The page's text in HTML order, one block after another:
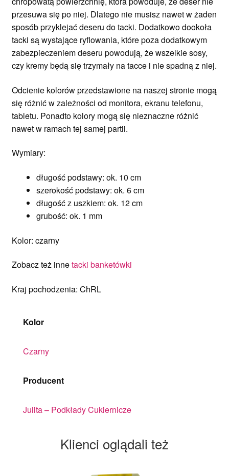
przesuwa się po niej. Dlatego nie musisz nawet w żaden
sposób przyklejać deseru do tacki. Dodatkowo dookoła
tacki są wystające ryflowania, które poza dodatkowym
zabezpieczeniem deseru powodują, że wszelkie sosy,
czy kremy będą się trzymały na tacce i nie spadną z niej.
Odcienie kolorów przedstawione na naszej stronie mogą
się różnić w zależności od monitora, ekranu telefonu,
tabletu. Ponadto kolory mogą się nieznaczne różnić
nawet w ramach tej samej partii.
Wymiary:
długość podstawy: ok. 10 cm
szerokość podstawy: ok. 6 cm
długość z uszkiem: ok. 12 cm
grubość: ok. 1 mm
Kolor: czarny
Zobacz też innetacki banketówki
Kraj pochodzenia: ChRL
Kolor
Czarny
Producent
Julita – Podkłady Cukiernicze
Klienci oglądali też